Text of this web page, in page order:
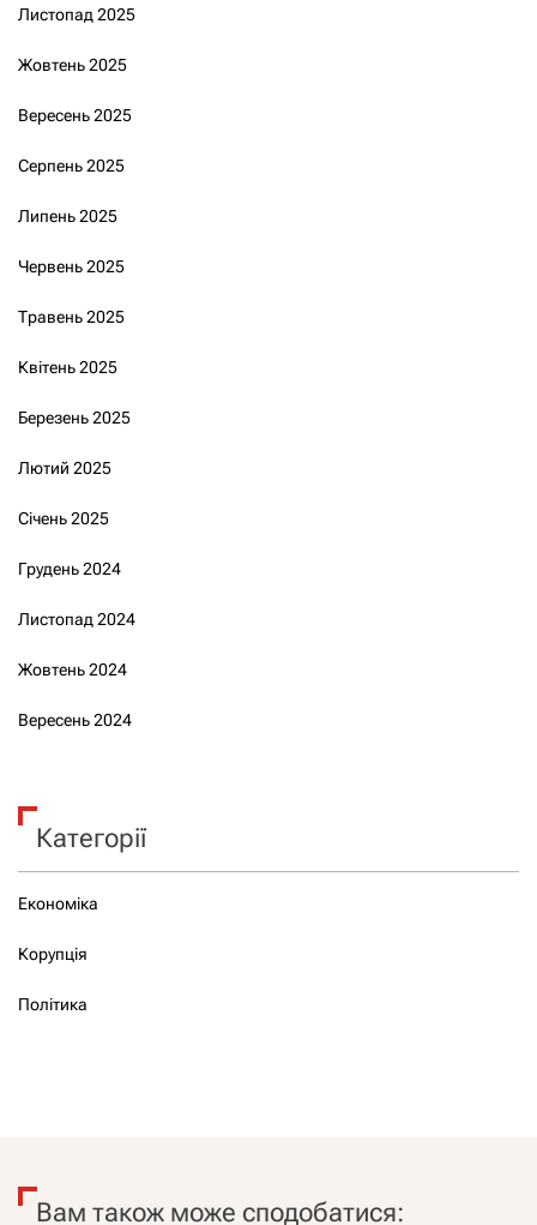
Листопад 2025
Жовтень 2025
Вересень 2025
Серпень 2025
Липень 2025
Червень 2025
Травень 2025
Квітень 2025
Березень 2025
Лютий 2025
Січень 2025
Грудень 2024
Листопад 2024
Жовтень 2024
Вересень 2024
Категорії
Економіка
Корупція
Політика
Вам також може сподобатися: